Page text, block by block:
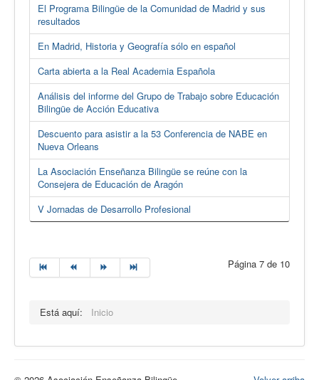
El Programa Bilingüe de la Comunidad de Madrid y sus
resultados
En Madrid, Historia y Geografía sólo en español
Carta abierta a la Real Academia Española
Análisis del informe del Grupo de Trabajo sobre Educación
Bilingüe de Acción Educativa
Descuento para asistir a la 53 Conferencia de NABE en
Nueva Orleans
La Asociación Enseñanza Bilingüe se reúne con la
Consejera de Educación de Aragón
V Jornadas de Desarrollo Profesional
Página 7 de 10
Está aquí: Inicio